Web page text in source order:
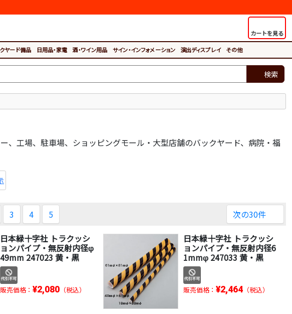
カートを見る
ヤード備品 日用品・家電 酒・ワイン用品 サイン・インフォメーション 演出ディスプレイ その他
検索
工場、駐車場、ショッピングモール・大型店舗のバックヤード、病院・福
3 4 5
次の30件
日本緑十字社 トラクッシ
ョンパイプ・無反射内径φ
49mm 247023 黄・黒
販売価格：¥2,080 （税込）
日本緑十字社 トラクッシ
ョンパイプ・無反射内径6
1mmφ 247033 黄・黒
販売価格： ¥2,464（税込）